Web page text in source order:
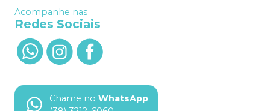
Acompanhe nas
Redes Sociais
Chame no WhatsApp